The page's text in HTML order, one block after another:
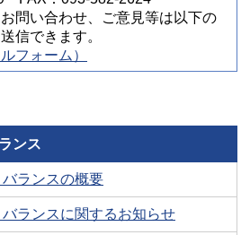
問い合わせ、ご意見等は以下の
信できます。
フォーム）
ンス
ランスの概要
ランスに関するお知らせ